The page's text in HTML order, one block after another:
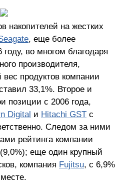
накопителей на жестких
, еще более
во многом благодаря
производителя,
продуктов компании
33,1%. Второе и
позиции с 2006 года,
Digital и Hitachi GST c
Следом за ними
рейтинга компании
еще один крупный
компания Fujitsu, с 6,9%